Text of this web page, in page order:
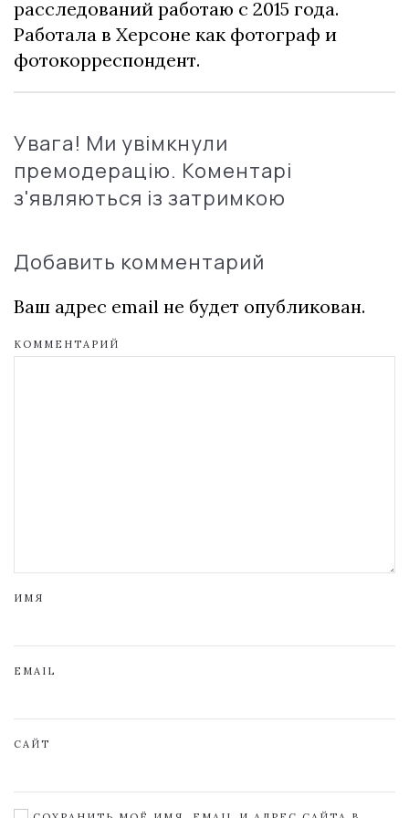
расследований работаю с 2015 года.
Работала в Херсоне как фотограф и
фотокорреспондент.
Увага! Ми увімкнули
премодерацію. Коментарі
з'являються із затримкою
Добавить комментарий
Ваш адрес email не будет опубликован.
КОММЕНТАРИЙ
ИМЯ
EMAIL
САЙТ